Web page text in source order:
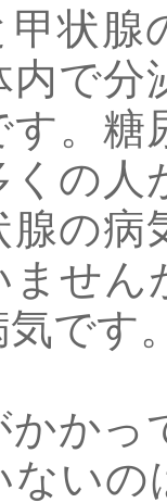
状腺
内で分
す。糖
くの人
腺の
ません
気です
かかっ
ないの